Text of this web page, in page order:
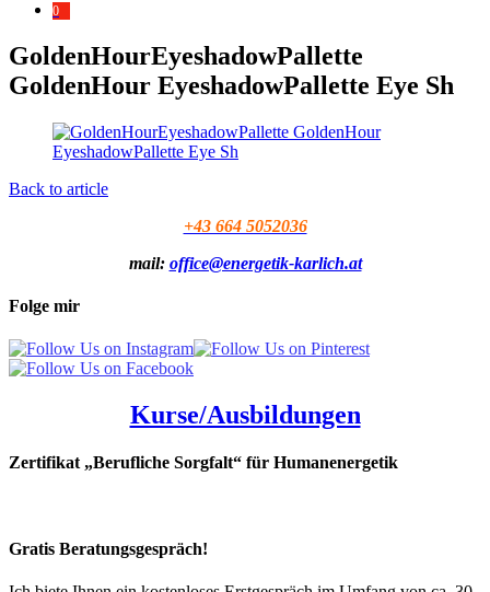
0
GoldenHourEyeshadowPallette
GoldenHour EyeshadowPallette Eye Sh
Back to article
+43 664 5052036
mail: office@energetik-karlich.at
Folge mir
Kurse/Ausbildungen
Zertifikat „Berufliche Sorgfalt“ für Humanenergetik
Gratis Beratungsgespräch!